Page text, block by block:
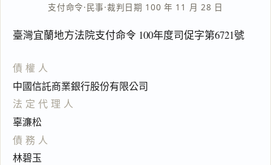
支付命令·民事·裁判日期 100 年 11 月 28 日
臺灣宜蘭地方法院支付命令 100年度司促字第6721號
債權人
中國信託商業銀行股份有限公司
法定代理人
辜濓松
債務人
林碧玉